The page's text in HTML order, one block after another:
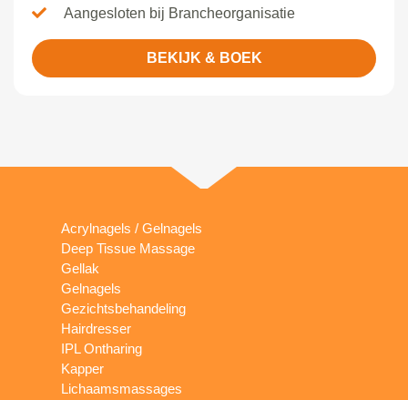
Aangesloten bij Brancheorganisatie
BEKIJK & BOEK
Acrylnagels / Gelnagels
Deep Tissue Massage
Gellak
Gelnagels
Gezichtsbehandeling
Hairdresser
IPL Ontharing
Kapper
Lichaamsmassages